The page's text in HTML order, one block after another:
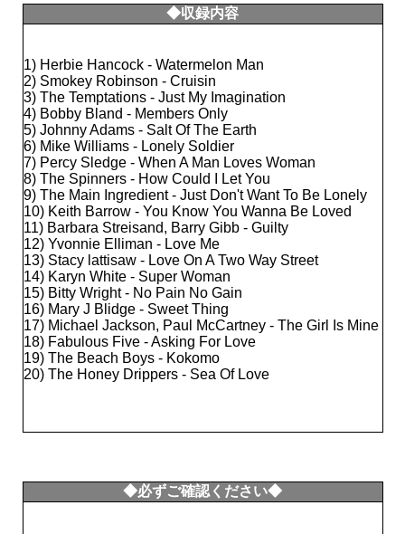
◆収録内容
1) Herbie Hancock - Watermelon Man
2) Smokey Robinson - Cruisin
3) The Temptations - Just My Imagination
4) Bobby Bland - Members Only
5) Johnny Adams - Salt Of The Earth
6) Mike Williams - Lonely Soldier
7) Percy Sledge - When A Man Loves Woman
8) The Spinners - How Could I Let You
9) The Main Ingredient - Just Don't Want To Be Lonely
10) Keith Barrow - You Know You Wanna Be Loved
11) Barbara Streisand, Barry Gibb - Guilty
12) Yvonnie Elliman - Love Me
13) Stacy lattisaw - Love On A Two Way Street
14) Karyn White - Super Woman
15) Bitty Wright - No Pain No Gain
16) Mary J Blidge - Sweet Thing
17) Michael Jackson, Paul McCartney - The Girl Is Mine
18) Fabulous Five - Asking For Love
19) The Beach Boys - Kokomo
20) The Honey Drippers - Sea Of Love
◆必ずご確認ください◆